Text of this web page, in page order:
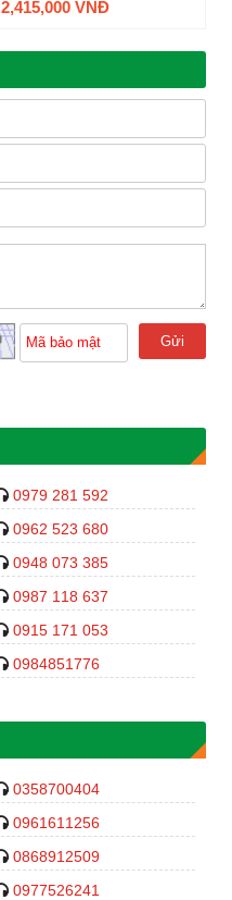
2,415,000 VNĐ
Gửi
0979 281 592
0962 523 680
0948 073 385
0987 118 637
0915 171 053
0984851776
0358700404
0961611256
0868912509
0977526241